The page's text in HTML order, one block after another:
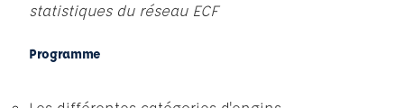
statistiques du réseau ECF
Programme